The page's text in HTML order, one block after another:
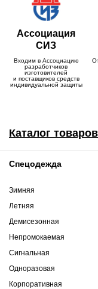
Ассоциация
СИЗ
Входим в Ассоциацию
разработчиков
изготовителей
и поставщиков средств
индивидуальной защиты
Каталог товаров
Спецодежда
Зимняя
Летняя
Демисезонная
Непромокаемая
Сигнальная
Одноразовая
Корпоративная